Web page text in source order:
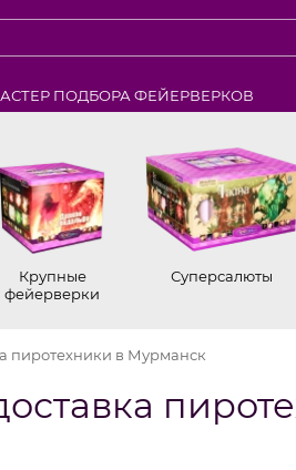
ПОДБОРА ФЕЙЕРВЕРКОВ
Крупные
фейерверки
Суперсалюты
пиротехники в Мурманск